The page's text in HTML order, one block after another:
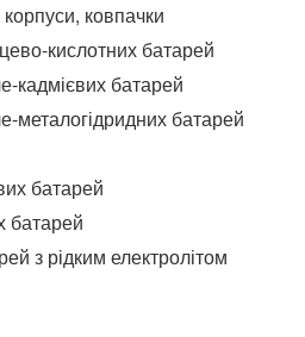
корпуси, ковпачки
кислотних батарей
кадмієвих батарей
металогідридних батарей
батарей
батарей
з рідким електролітом